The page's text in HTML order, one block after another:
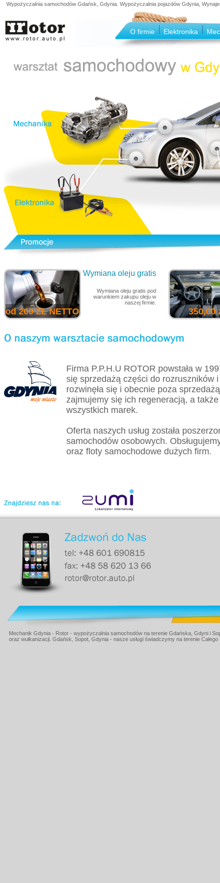
Wypożyczalnia samochodów Gdańsk, Gdynia. Wypożyczalnia pojazdów Gdynia,
O firmie Elektronika
od 200 ZŁ NETTO
Wymiana oleju gratis
Wymiana oleju gratis pod
warunkiem zakupu oleju w
naszej firmie.
350,00
Firma P.P.H.U ROTOR powstała w
się sprzedażą części do rozruszników
rozwinęła się i obecnie poza
zajmujemy się ich regeneracją, a
wszystkich marek.
Oferta naszych usług została
samochodów osobowych.
oraz floty samochodowe dużych firm.
Mechanik Gdynia - Rotor - wypożyczalnia samochodów na terenie Gdańska, Gdyni i
oraz wulkanizacji. Gdańsk, Sopot, Gdynia - nasze usługi świadczymy na terenie Całego